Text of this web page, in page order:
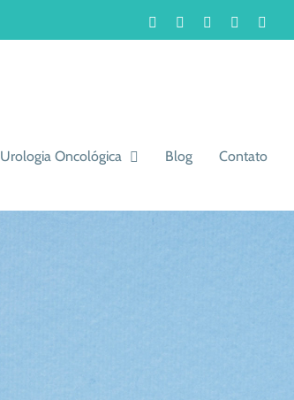
FacebookInstagramLinkedIn
Urologia Oncológica Blog Contato